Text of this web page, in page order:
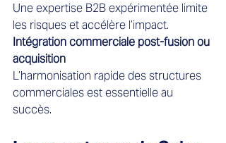
Une expertise B2B expérimentée limite
les risques et accélère l’impact.
Intégration commerciale post-fusion ou
acquisition
L’harmonisation rapide des structures
commerciales est essentielle au
succès.